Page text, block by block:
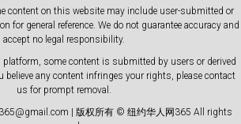
content on this website may include user-submitted or
for general reference. We do not guarantee accuracy and
accept no legal responsibility.
some content is submitted by users or derived
believe any content infringes your rights, please contact
us for prompt removal.
| 版权所有 © 纽约华人网365 All rights